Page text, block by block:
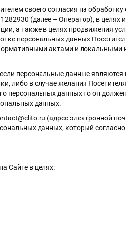
своего согласия на обработку
(далее – Оператор), в целях
а также в целях продвижения
персональных данных
актами и локальными
персональные данные
либо в случае желания
персональных данных то он
данных.
(адрес электронной
данных, который
Сайте в целях: